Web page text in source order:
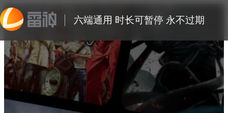
六端通用 时长可暂停 永不过期